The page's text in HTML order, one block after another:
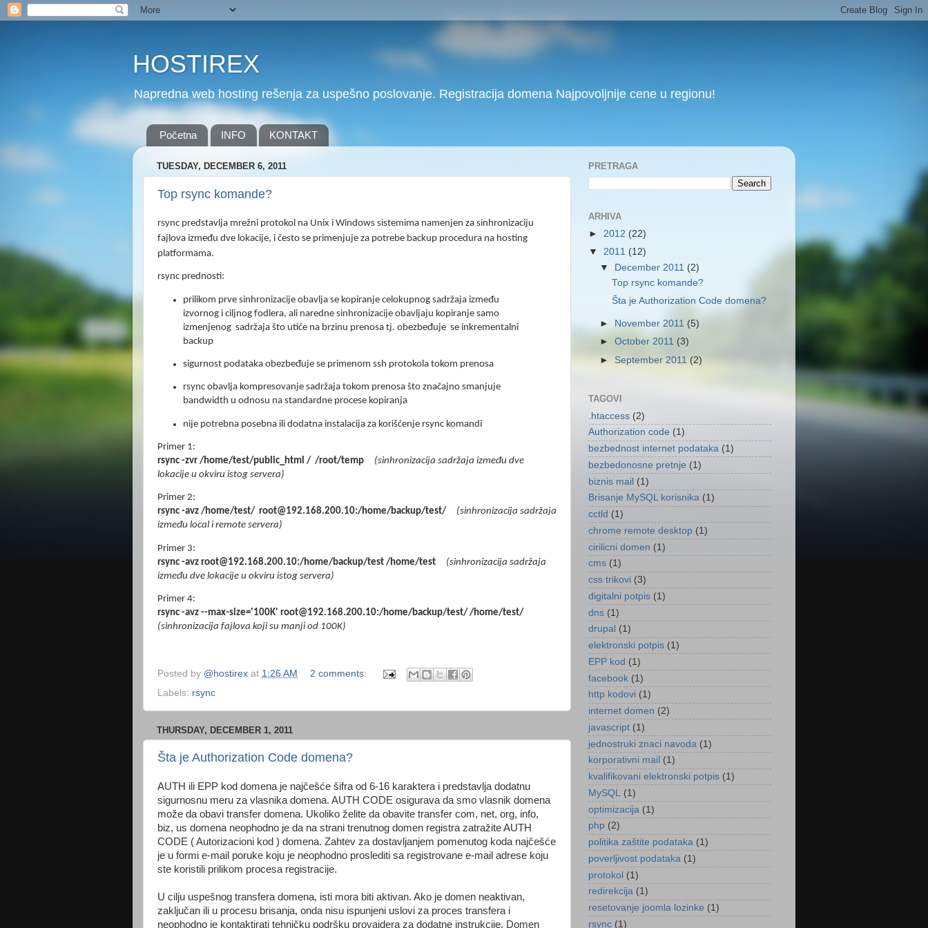
HOSTIREX
Napredna web hosting rešenja za uspešno poslovanje. Registracija domena Najpovoljnije cene u regionu!
Početna INFO KONTAKT
TUESDAY, DECEMBER 6, 2011
Top rsync komande?
rsync predstavlja mrežni protokol na Unix i Windows sistemima namenjen za sinhronizaciju
fajlova između dve lokacije, i često se primenjuje za potrebe backup procedura na hosting
platformama.
rsync prednosti:
prilikom prve sinhronizacije obavlja se kopiranje celokupnog sadržaja između
izvornog i ciljnog fodlera, ali naredne sinhronizacije obavljaju kopiranje samo
izmenjenog sadržaja što utiče na brzinu prenosa tj. obezbeđuje se inkrementalni
backup
sigurnost podataka obezbeđuje se primenom ssh protokola tokom prenosa
rsync obavlja kompresovanje sadržaja tokom prenosa što značajno smanjuje
bandwidth u odnosu na standardne procese kopiranja
nije potrebna posebna ili dodatna instalacija za korišćenje rsync komandi
Primer 1:
rsync -zvr /home/test/public_html / /root/temp (sinhronizacija sadržaja između dve
lokacije u okviru istog servera)
Primer 2:
rsync -avz /home/test/ root@192.168.200.10:/home/backup/test/ (sinhronizacija sadržaja
između local i remote servera)
Primer 3:
rsync -avz root@192.168.200.10:/home/backup/test /home/test (sinhronizacija sadržaja
između dve lokacije u okviru istog servera)
Primer 4:
rsync -avz --max-size='100K' root@192.168.200.10:/home/backup/test/ /home/test/
(sinhronizacija fajlova koji su manji od 100K)
Posted by @hostirex at 1:26 AM
2 comments:
Labels: rsync
THURSDAY, DECEMBER 1, 2011
Šta je Authorization Code domena?
AUTH ili EPP kod domena je najčešće šifra od 6-16 karaktera i predstavlja dodatnu
sigurnosnu meru za vlasnika domena. AUTH CODE osigurava da smo vlasnik domena
može da obavi transfer domena. Ukoliko želite da obavite transfer com, net, org, info,
biz, us domena neophodno je da na strani trenutnog domen registra zatražite AUTH
CODE ( Autorizacioni kod ) domena. Zahtev za dostavljanjem pomenutog koda najčešće
je u formi e-mail poruke koju je neophodno proslediti sa registrovane e-mail adrese koju
ste koristili prilikom procesa registracije.
U cilju uspešnog transfera domena, isti mora biti aktivan. Ako je domen neaktivan,
zaključan ili u procesu brisanja, onda nisu ispunjeni uslovi za proces transfera i
neophodno je kontaktirati tehničku podršku provajdera za dodatne instrukcije. Domen
PRETRAGA
ARHIVA
► 2012 (22)
▼ 2011 (12)
▼ December 2011 (2)
Top rsync komande?
Šta je Authorization Code domena?
► November 2011 (5)
►October 2011 (3)
► September 2011 (2)
TAGOVI
.htaccess (2)
Authorization code (1)
bezbednost internet podataka (1)
bezbedonosne pretnje (1)
biznis mail (1)
Brisanje MySQL korisnika (1)
cctld (1)
chrome remote desktop (1)
cirilicni domen (1)
cms (1)
css trikovi (3)
digitalni potpis (1)
dns (1)
drupal (1)
elektronski potpis (1)
EPP kod (1)
facebook (1)
http kodovi (1)
internet domen (2)
javascript (1)
jednostruki znaci navoda (1)
korporativni mail (1)
kvalifikovani elektronski potpis (1)
MySQL
(1)
optimizacija (1)
php (2)
politika zaštite podataka (1)
poverljivost podataka (1)
protokol (1)
redirekcija (1)
resetovanje joomla lozinke (1)
rsync (1)